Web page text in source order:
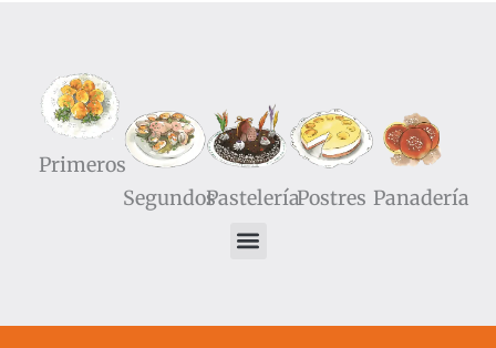
Primeros
SegundosPasteleríaPostres Panadería